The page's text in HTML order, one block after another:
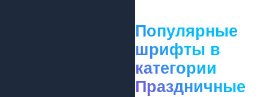
Популярные
шрифты в
категории
Праздничные